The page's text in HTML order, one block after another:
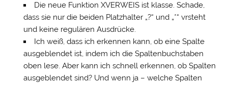
Die neue Funktion XVERWEIS ist klasse. Schade,
dass sie nur die beiden Platzhalter „?“ und „*“ vrsteht
und keine regulären Ausdrücke.
Ich weiß, dass ich erkennen kann, ob eine Spalte
ausgeblendet ist, indem ich die Spaltenbuchstaben
oben lese. Aber kann ich schnell erkennen, ob Spalten
ausgeblendet sind? Und wenn ja – welche Spalten